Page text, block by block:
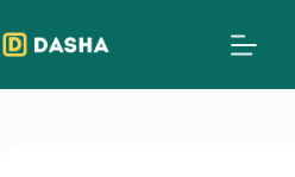
to
content